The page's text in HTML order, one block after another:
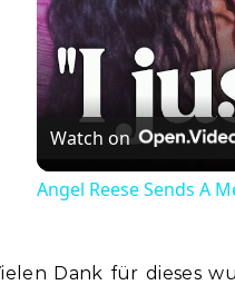
Watch on
Angel Reese Sends A
Vielen Dank für dieses